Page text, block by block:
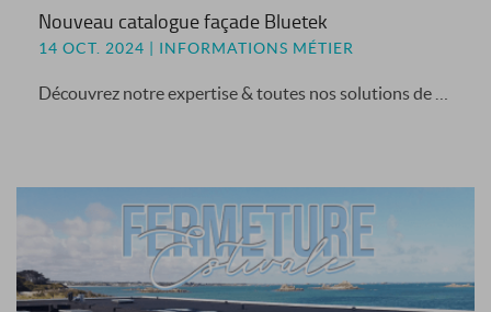
Nouveau catalogue façade Bluetek
14 OCT. 2024 | INFORMATIONS MÉTIER